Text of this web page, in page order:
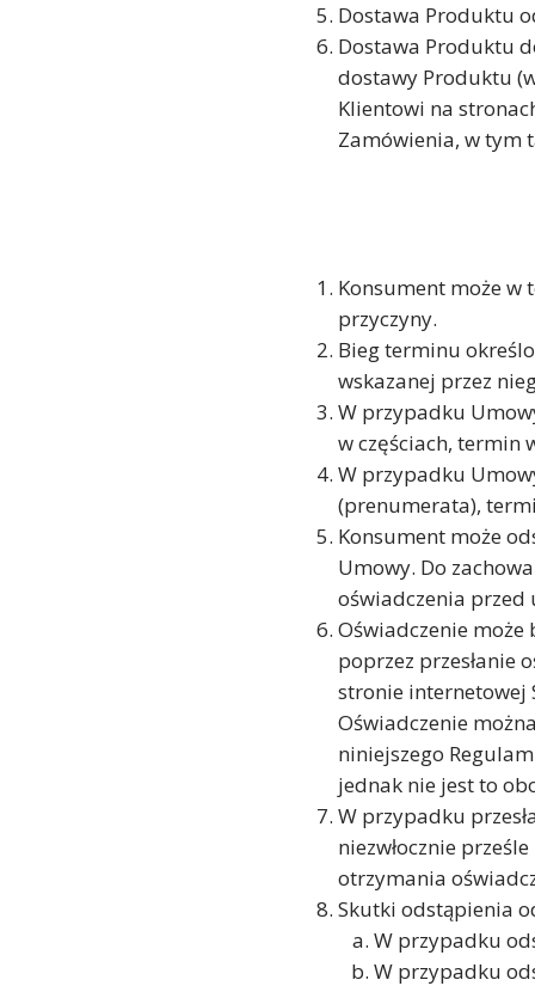
Dostawa Produktu
Dostawa Produktu
dostawy Produktu
Klientowi na
Zamówienia, w tym
Konsument może
przyczyny.
Bieg terminu
wskazanej przez
W przypadku
w częściach, termin
W przypadku
(prenumerata),
Konsument może
Umowy. Do
oświadczenia przed
Oświadczenie może
poprzez przesłanie
stronie internetowej
Oświadczenie
niniejszego
jednak nie jest to
W przypadku
niezwłocznie
otrzymania
Skutki odstąpienia
W przypadku
W przypadku